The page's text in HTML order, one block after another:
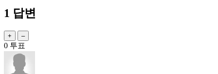
1 답변
0 투표